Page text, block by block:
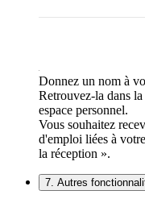
Donnez un nom à
Retrouvez-la dans
espace personnel.
Vous souhaitez
d'emploi liées à
la réception ».
7. Autres